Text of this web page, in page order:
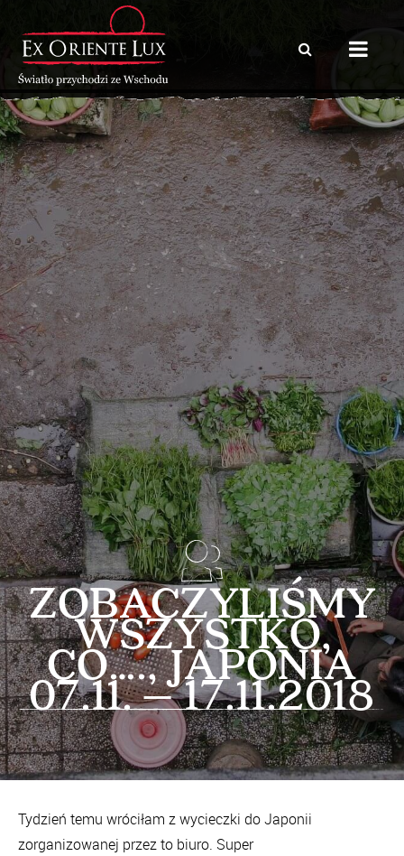
ZOBACZYLIŚMY
WSZYSTKO,
CO…., JAPONIA
07.11. – 17.11.2018
Tydzień temu wróciłam z wycieczki do Japonii
zorganizowanej przez to biuro. Super